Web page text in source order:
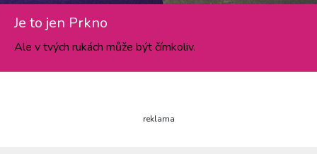
Je to jen Prkno
Ale v tvých rukách může být čímkoliv.
reklama